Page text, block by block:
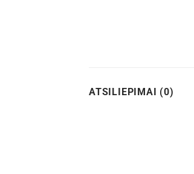
ATSILIEPIMAI (0)